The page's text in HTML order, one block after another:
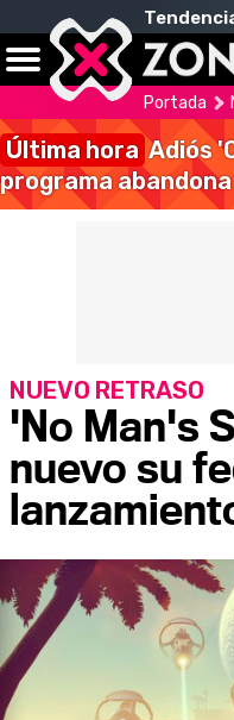
Portada
Última hora Adiós
programa
'No Man's
nuevo su
NUEVO RETRASO